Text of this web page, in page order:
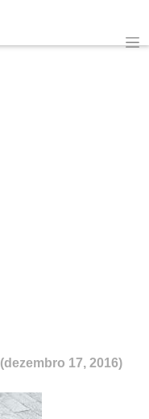
(dezembro 17, 2016)